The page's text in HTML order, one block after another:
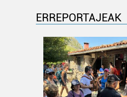
ERREPORTAJEAK